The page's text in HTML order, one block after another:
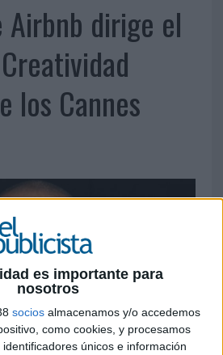
es importante para
nosotros
socios almacenamos y/o accedemos
como cookies, y procesamos
únicos e información
Airbnb dirige el
los Cannes